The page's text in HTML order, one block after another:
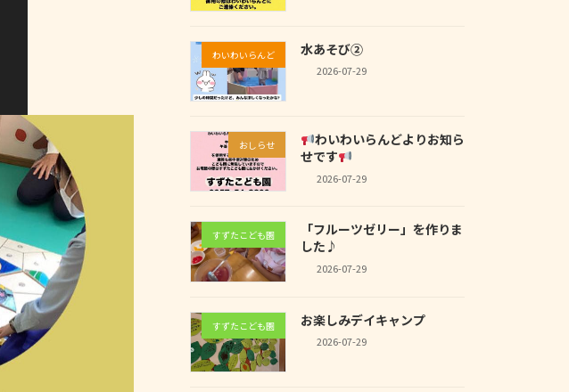
わいわいらんど 水あそび②
2026-07-29
おしらせ
わいわいらんどよりお知ら
せです
2026-07-29
すずたこども園
「フルーツゼリー」を作りま
した♪
2026-07-29
すずたこども園 お楽しみデイキャンプ
2026-07-29